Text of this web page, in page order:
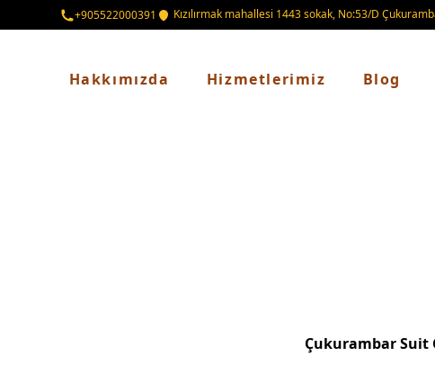
+905522000391 Kızılırmak mahallesi 1443 sokak, No:53/D
Hakkımızda Hizmetlerimiz Blog
Çukurambar Suit